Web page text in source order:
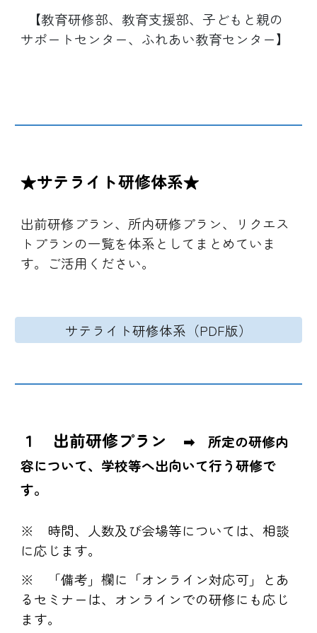
【教育研修部、教育支援部、子どもと親の
サポートセンター、ふれあい教育センター】
★サテライト研修体系★
出前研修プラン、所内研修プラン、リクエス
トプランの一覧を体系としてまとめていま
す。ご活用ください。
サテライト研修体系（PDF版）
１ 出前研修プラン
➡ 所定の研修内
容について、学校等へ出向いて行う研修で
す。
※ 時間、 人数及び会場等については、相談
に応じます。
※ 「備考」欄に「オンライン対応可」とあ
るセミナーは、オンラインでの研修にも応じ
ます。